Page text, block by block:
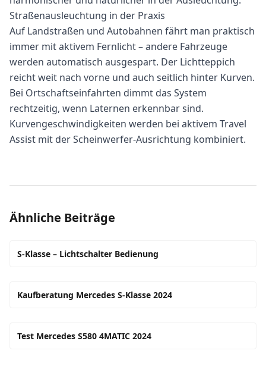
Straßenausleuchtung in der Praxis
Auf Landstraßen und Autobahnen fährt man praktisch
immer mit aktivem Fernlicht – andere Fahrzeuge
werden automatisch ausgespart. Der Lichtteppich
reicht weit nach vorne und auch seitlich hinter Kurven.
Bei Ortschaftseinfahrten dimmt das System
rechtzeitig, wenn Laternen erkennbar sind.
Kurvengeschwindigkeiten werden bei aktivem Travel
Assist mit der Scheinwerfer-Ausrichtung kombiniert.
Ähnliche Beiträge
S-Klasse – Lichtschalter Bedienung
Kaufberatung Mercedes S-Klasse 2024
Test Mercedes S580 4MATIC 2024